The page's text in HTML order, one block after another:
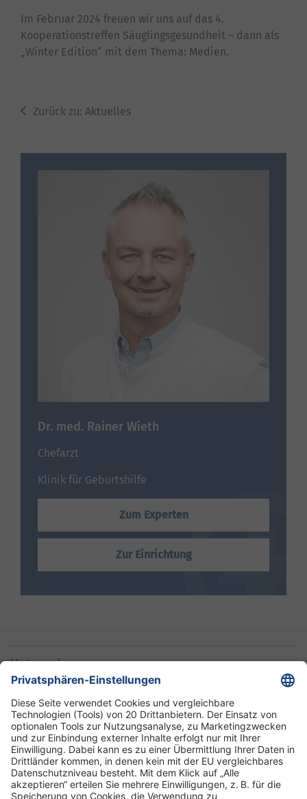
Im Februar 2024 freuen wir uns auf das 4.
Kooperationstreffen Säuglingsgesundheit – dann als
„Winter Edition“ mit dem Thema: Medien.
Zurück zu: Aktuelles
Dr. med. Rainer Wieth
Chefarzt
Klinik für Geburtshilfe
Zum Experten
Zur Einrichtung
Unternehmen
Informationen
Standorte
DRK-Schwesternschaft Berlin